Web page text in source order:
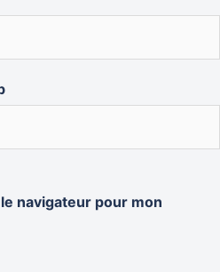
navigateur pour mon